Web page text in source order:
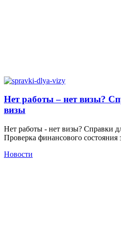
Нет работы – нет визы?
визы
Нет работы - нет визы? Справки
Проверка финансового
Новости